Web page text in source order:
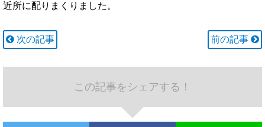
近所に配りまくりました。
次の記事 前の記事
この記事をシェアする！